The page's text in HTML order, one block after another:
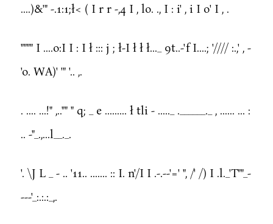
....)&'" -.1:1;ł< ( I r r -,4 I , lo. ., I : i' , i I o' I , .
"""" I ....o:I I : I ł ::: j ; ł-I ł ł ł..._ 9t..-'f I....; '//// :.,' , -
'o. WA)' '" '.. ,.
. .... ...!" ,.."" " q; _ e ......... ł tli - ....._ .______._ , ...... ... :
.. -"_.,...l__._.
'. \J L _ - .. '11.. ....... :: I. n'/I I .-.--'=' ", /' /) I .l._'T""_-
---'_:.:.:_,.